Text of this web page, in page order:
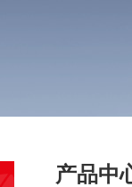
产品中